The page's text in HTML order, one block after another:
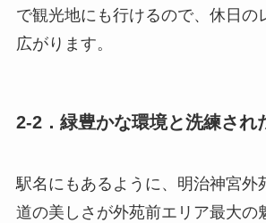
で観光地にも行けるので、休日の
広がります。
2-2．緑豊かな環境と洗練され
駅名にもあるように、明治神宮外
道の美しさが外苑前エリア最大の